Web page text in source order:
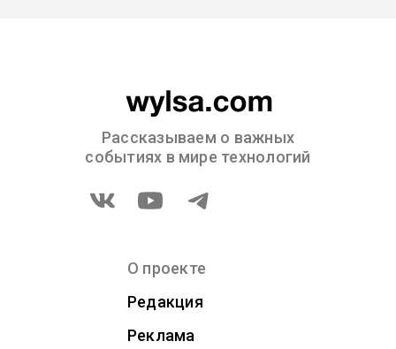
Рассказываем о важных
событиях в мире технологий
О проекте
Редакция
Реклама